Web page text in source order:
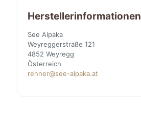
Herstellerinformationen
See Alpaka
Weyreggerstraße 121
4852 Weyregg
Österreich
renner@see-alpaka.at